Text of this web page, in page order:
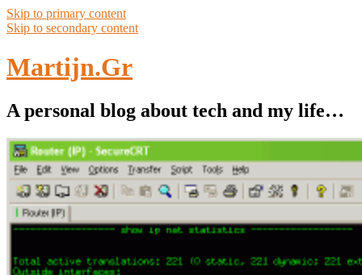
Skip to primary content
Skip to secondary content
Martijn.Gr
A personal blog about tech and my life…